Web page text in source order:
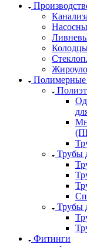
Колодцы
Полимерные
Трубы
Трубы
Фитинги